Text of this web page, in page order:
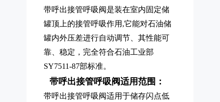
带呼出接管呼吸阀是装在室内固定储
罐顶上的接管呼吸作用,它能对石油储
罐内外压差进行自动调节、其性能可
靠、稳定，完全符合石油工业部
SY7511-87部标准。
带呼出接管呼吸阀适用范围：
带呼出接管呼吸阀适用于储存闪点低